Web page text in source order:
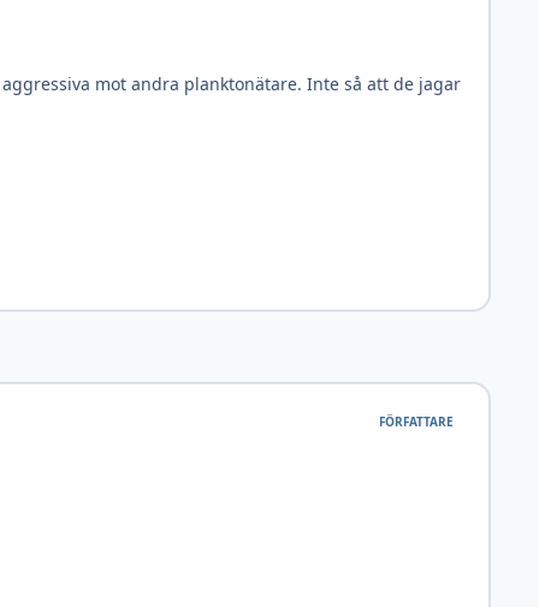
mot andra planktonätare. Inte så att de jagar
FÖRFATTARE